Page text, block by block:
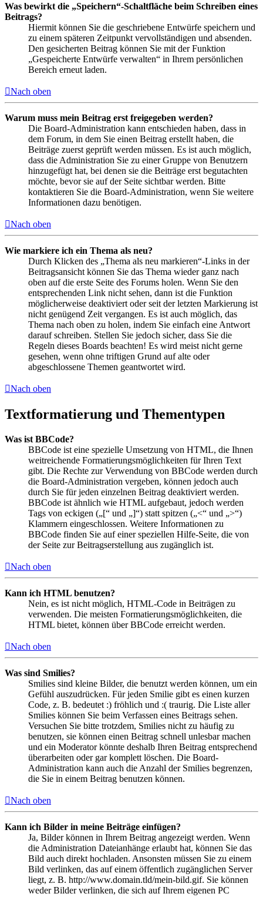
Was bewirkt die „Speichern“-Schaltfläche beim Schreiben eines
Beitrags?
Hiermit können Sie die geschriebene Entwürfe speichern und
zu einem späteren Zeitpunkt vervollständigen und absenden.
Den gesicherten Beitrag können Sie mit der Funktion
„Gespeicherte Entwürfe verwalten“ in Ihrem persönlichen
Bereich erneut laden.
Nach oben
Warum muss mein Beitrag erst freigegeben werden?
Die Board-Administration kann entschieden haben, dass in
dem Forum, in dem Sie einen Beitrag erstellt haben, die
Beiträge zuerst geprüft werden müssen. Es ist auch möglich,
dass die Administration Sie zu einer Gruppe von Benutzern
hinzugefügt hat, bei denen sie die Beiträge erst begutachten
möchte, bevor sie auf der Seite sichtbar werden. Bitte
kontaktieren Sie die Board-Administration, wenn Sie weitere
Informationen dazu benötigen.
Nach oben
Wie markiere ich ein Thema als neu?
Durch Klicken des „Thema als neu markieren“-Links in der
Beitragsansicht können Sie das Thema wieder ganz nach
oben auf die erste Seite des Forums holen. Wenn Sie den
entsprechenden Link nicht sehen, dann ist die Funktion
möglicherweise deaktiviert oder seit der letzten Markierung ist
nicht genügend Zeit vergangen. Es ist auch möglich, das
Thema nach oben zu holen, indem Sie einfach eine Antwort
darauf schreiben. Stellen Sie jedoch sicher, dass Sie die
Regeln dieses Boards beachten! Es wird meist nicht gerne
gesehen, wenn ohne triftigen Grund auf alte oder
abgeschlossene Themen geantwortet wird.
Nach oben
Textformatierung und Thementypen
Was ist BBCode?
BBCode ist eine spezielle Umsetzung von HTML, die Ihnen
weitreichende Formatierungsmöglichkeiten für Ihren Text
gibt. Die Rechte zur Verwendung von BBCode werden durch
die Board-Administration vergeben, können jedoch auch
durch Sie für jeden einzelnen Beitrag deaktiviert werden.
BBCode ist ähnlich wie HTML aufgebaut, jedoch werden
Tags von eckigen („[“ und „]“) statt spitzen („<“ und „>“)
Klammern eingeschlossen. Weitere Informationen zu
BBCode finden Sie auf einer speziellen Hilfe-Seite, die von
der Seite zur Beitragserstellung aus zugänglich ist.
Nach oben
Kann ich HTML benutzen?
Nein, es ist nicht möglich, HTML-Code in Beiträgen zu
verwenden. Die meisten Formatierungsmöglichkeiten, die
HTML bietet, können über BBCode erreicht werden.
Nach oben
Was sind Smilies?
Smilies sind kleine Bilder, die benutzt werden können, um ein
Gefühl auszudrücken. Für jeden Smilie gibt es einen kurzen
Code, z. B. bedeutet :) fröhlich und :( traurig. Die Liste aller
Smilies können Sie beim Verfassen eines Beitrags sehen.
Versuchen Sie bitte trotzdem, Smilies nicht zu häufig zu
benutzen, sie können einen Beitrag schnell unlesbar machen
und ein Moderator könnte deshalb Ihren Beitrag entsprechend
überarbeiten oder gar komplett löschen. Die Board-
Administration kann auch die Anzahl der Smilies begrenzen,
die Sie in einem Beitrag benutzen können.
Nach oben
Kann ich Bilder in meine Beiträge einfügen?
Ja, Bilder können in Ihrem Beitrag angezeigt werden. Wenn
die Administration Dateianhänge erlaubt hat, können Sie das
Bild auch direkt hochladen. Ansonsten müssen Sie zu einem
Bild verlinken, das auf einem öffentlich zugänglichen Server
liegt, z. B. http://www.domain.tld/mein-bild.gif. Sie können
weder Bilder verlinken, die sich auf Ihrem eigenen PC